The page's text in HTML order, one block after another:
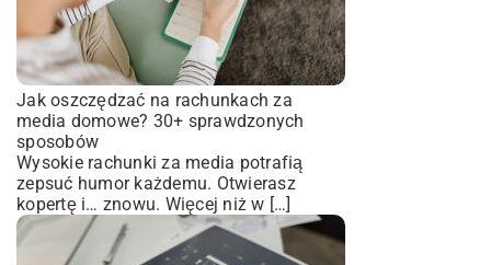
Jak oszczędzać na rachunkach za
media domowe? 30+ sprawdzonych
sposobów
Wysokie rachunki za media potrafią
zepsuć humor każdemu. Otwierasz
kopertę i… znowu. Więcej niż w […]